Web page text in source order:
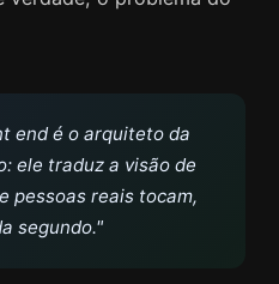
end é o arquiteto da
ele traduz a visão de
pessoas reais tocam,
segundo."